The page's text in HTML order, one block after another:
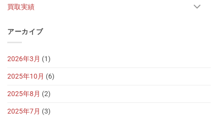
買取実績
アーカイブ
2026年3月 (1)
2025年10月 (6)
2025年8月 (2)
2025年7月 (3)